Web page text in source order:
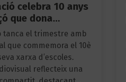
celebra 10 anys
que dona…
tanca el trimestre amb
que commemora el 10è
xarxa d’escoles.
reflecteix una